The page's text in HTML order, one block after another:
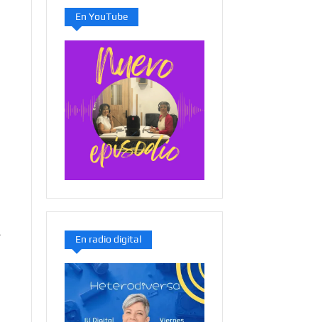
En YouTube
En radio digital